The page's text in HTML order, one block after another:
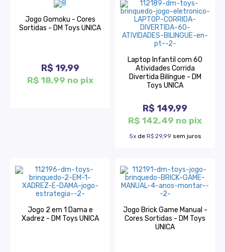
Jogo Gomoku - Cores
Sortidas - DM Toys UNICA
R$ 19,99
R$ 18,99 no pix
Laptop Infantil com 60
Atividades Corrida
Divertida Bilíngue - DM
Toys UNICA
R$ 149,99
R$ 142,49 no pix
5xde R$ 29,99 sem juros
Jogo 2 em 1 Dama e
Xadrez - DM Toys UNICA
Jogo Brick Game Manual -
Cores Sortidas - DM Toys
UNICA